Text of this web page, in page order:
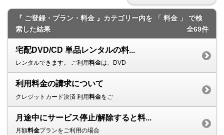
『 ご登録・プラン・料金 』カテゴリー内を 「 料金 」 で検
索した結果
全69件
宅配DVD/CD 単品レンタルの料...
レンタルできます。 ご利用料金は、DVD
利用料金の請求について
クレジットカード決済 利用料金をご
月途中にサービス停止/解除すると料...
月額料金プランをご利用の場合